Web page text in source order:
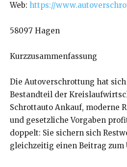
Web: https://
58097 Hagen
Kurzzusammenfassung
Die Autoverschrottung hat
Bestandteil der
Schrottauto Ankauf, moderne
und gesetzliche Vorgaben
doppelt: Sie sichern sich
gleichzeitig einen Beitrag zum